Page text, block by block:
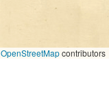
OpenStreetMapcontributors